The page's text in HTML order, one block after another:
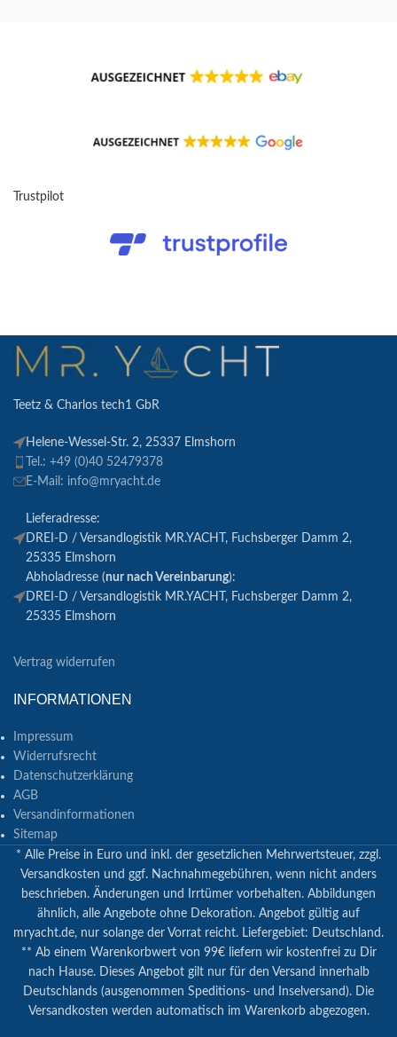
Trustpilot
Teetz & Charlos tech1 GbR
Helene-Wessel-Str. 2, 25337 Elmshorn
Tel.: +49 (0)40 52479378
E-Mail: info@mryacht.de
Lieferadresse:
DREI-D / Versandlogistik MR.YACHT, Fuchsberger Damm 2,
25335 Elmshorn
Abholadresse (nur nach Vereinbarung):
DREI-D / Versandlogistik MR.YACHT, Fuchsberger Damm 2,
25335 Elmshorn
Vertrag widerrufen
INFORMATIONEN
Impressum
Widerrufsrecht
Datenschutzerklärung
AGB
Versandinformationen
Sitemap
* Alle Preise in Euro und inkl. der gesetzlichen Mehrwertsteuer, zzgl.
Versandkosten und ggf. Nachnahmegebühren, wenn nicht anders
beschrieben. Änderungen und Irrtümer vorbehalten. Abbildungen
ähnlich, alle Angebote ohne Dekoration. Angebot gültig auf
mryacht.de, nur solange der Vorrat reicht. Liefergebiet: Deutschland.
** Ab einem Warenkorbwert von 99€ liefern wir kostenfrei zu Dir
nach Hause. Dieses Angebot gilt nur für den Versand innerhalb
Deutschlands (ausgenommen Speditions- und Inselversand). Die
Versandkosten werden automatisch im Warenkorb abgezogen.